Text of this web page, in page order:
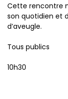
Cette rencontre
son quotidien et
d’aveugle.
Tous publics
10h30